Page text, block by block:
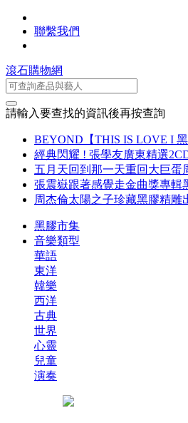
聯繫我們
滾石購物網
請輸入要查找的資訊後再按查詢
BEYOND【THIS IS LOVE I
經典閃耀 ! 張學友廣東精選
五月天回到那一天重回大巨蛋
張震嶽跟著感覺走金曲獎專輯
周杰倫太陽之子珍藏黑膠精雕
黑膠市集
音樂類型
華語
東洋
韓樂
西洋
古典
世界
心靈
兒童
演奏